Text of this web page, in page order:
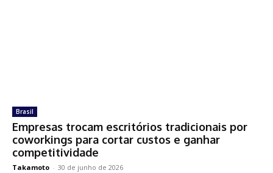
Brasil
Empresas trocam escritórios tradicionais por
coworkings para cortar custos e ganhar
competitividade
Takamoto - 30 de junho de 2026